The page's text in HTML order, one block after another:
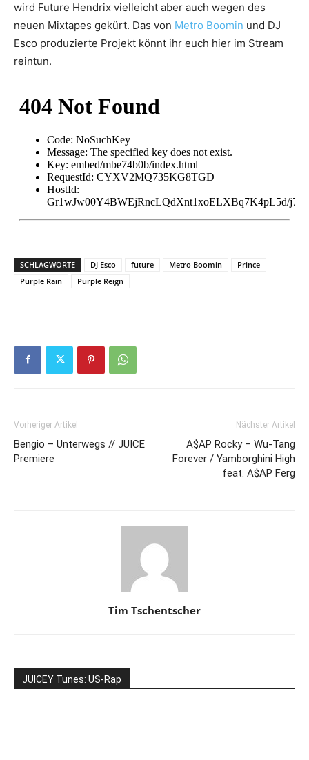
wird Future Hendrix vielleicht aber auch wegen des
neuen Mixtapes gekürt. Das von Metro Boomin und DJ
Esco produzierte Projekt könnt ihr euch hier im Stream
reintun.
SCHLAGWORTE DJ Esco future Metro Boomin
Prince
Purple Rain
Purple Reign
Vorheriger Artikel
Bengio – Unterwegs // JUICE
Premiere
Nächster Artikel
A$AP Rocky – Wu-Tang
Forever / Yamborghini High
feat. A$AP Ferg
Tim Tschentscher
JUICEY Tunes: US-Rap